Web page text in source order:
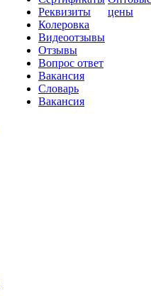
Реквизиты
Колеровка
Видеоотзывы
Отзывы
Вопрос ответ
Вакансия
Словарь
Вакансия
цены